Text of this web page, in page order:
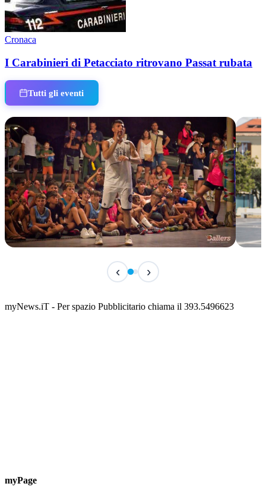
Cronaca
I Carabinieri di Petacciato ritrovano Passat rubata
Tutti gli eventi
Classic Contest 3vs3 Memorial Michele
📅 6 Agosto 2026 · 09:00 · 📍 Lungomare C. Colombo
‹ ›
myNews.iT - Per spazio Pubblicitario chiama il 393.5496623
myPage